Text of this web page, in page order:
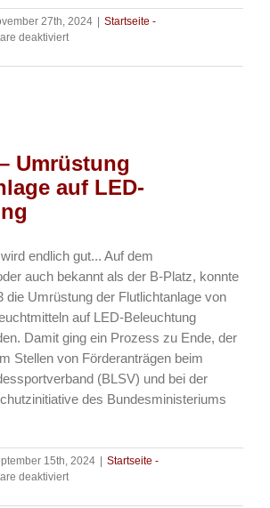
27th, 2024
Startseite -
deaktiviertfür
–
Das
Rahmenprogramm
ist
Umrüstung
auf LED-
endlich gut... Auf dem
auch bekannt als der B-Platz, konnte
die Umrüstung der Flutlichtanlage von
auf LED-Beleuchtung
Damit ging ein Prozess zu Ende, der
Stellen von Förderanträgen beim
(BLSV) und bei der
des Bundesministeriums
15th, 2024
Startseite -
deaktiviertfür